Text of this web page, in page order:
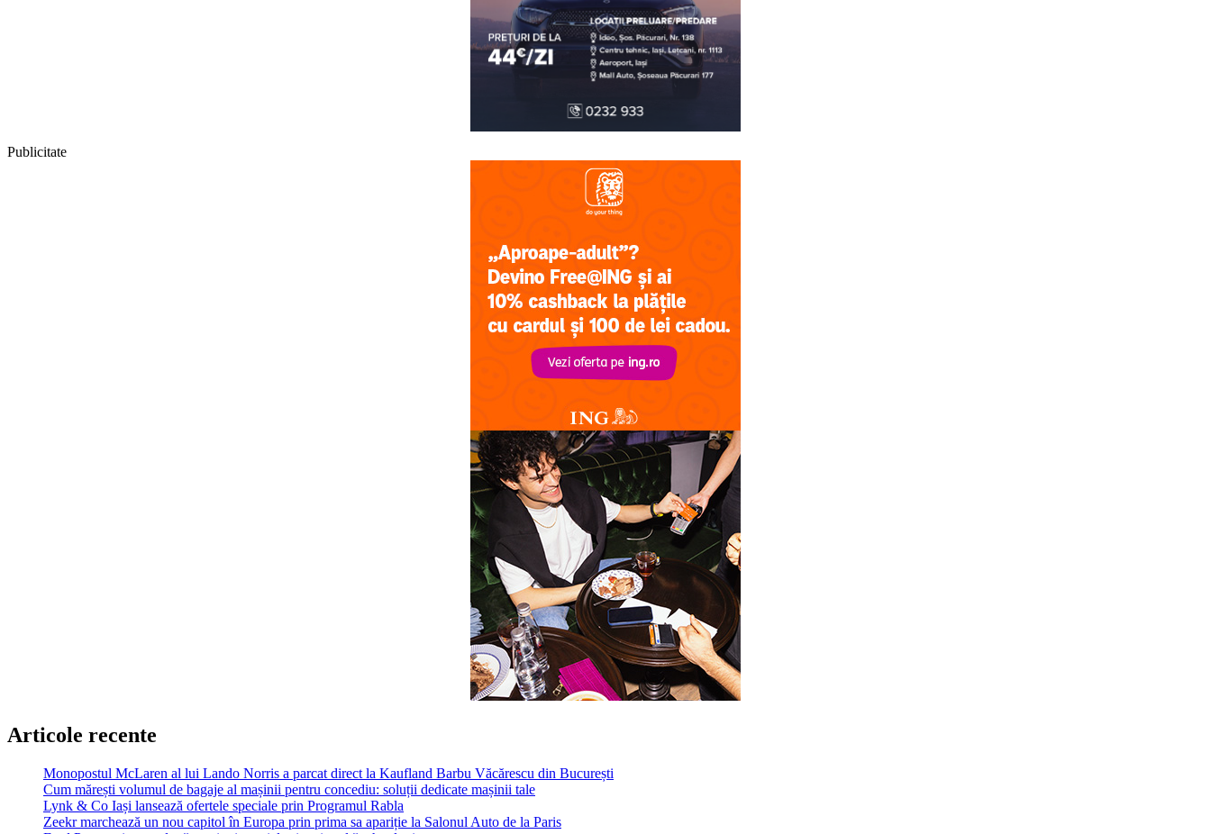
Publicitate
Articole recente
Monopostul McLaren al lui Lando Norris a parcat direct la Kaufland Barbu Văcărescu din București
Cum mărești volumul de bagaje al mașinii pentru concediu: soluții dedicate mașinii tale
Lynk & Co Iași lansează ofertele speciale prin Programul Rabla
Zeekr marchează un nou capitol în Europa prin prima sa apariție la Salonul Auto de la Paris